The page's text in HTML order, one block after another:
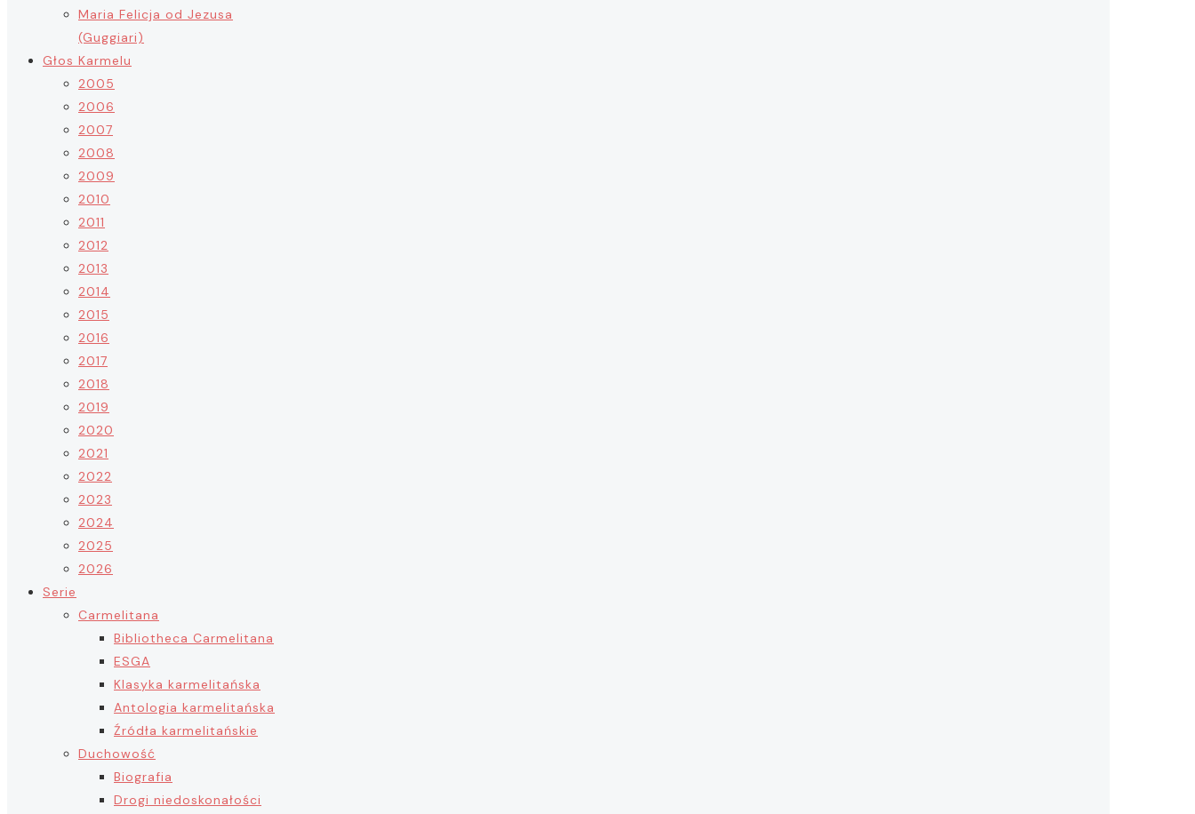
Maria Felicja od Jezusa
(Guggiari)
Głos Karmelu
2005
2006
2007
2008
2009
2010
2011
2012
2013
2014
2015
2016
2017
2018
2019
2020
2021
2022
2023
2024
2025
2026
Serie
Carmelitana
Bibliotheca Carmelitana
ESGA
Klasyka karmelitańska
Antologia karmelitańska
Źródła karmelitańskie
Duchowość
Biografia
Drogi niedoskonałości